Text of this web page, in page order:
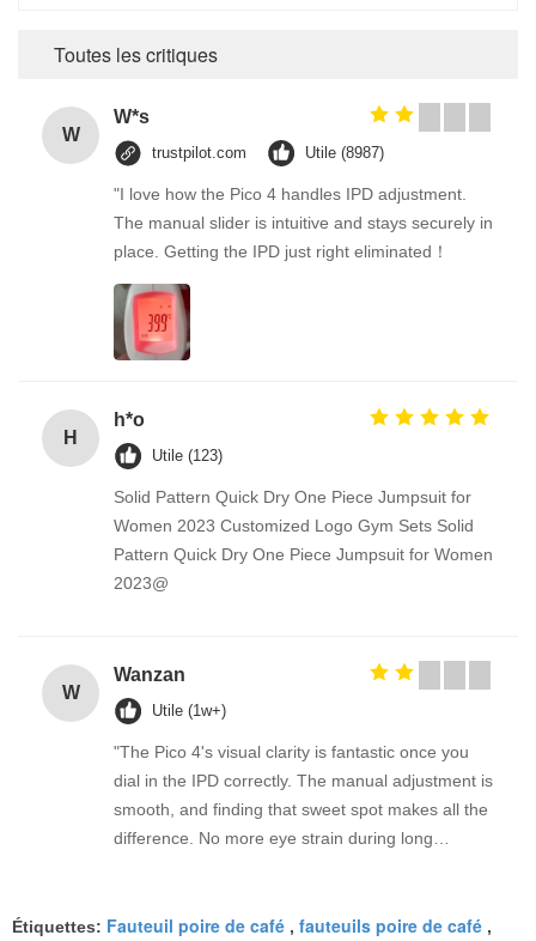
Toutes les critiques
W
W*s
trustpilot.com Utile (8987)
"I love how the Pico 4 handles IPD adjustment.
The manual slider is intuitive and stays securely in
place. Getting the IPD just right eliminated！
H
h*o
Utile (123)
Solid Pattern Quick Dry One Piece Jumpsuit for
Women 2023 Customized Logo Gym Sets Solid
Pattern Quick Dry One Piece Jumpsuit for Women
2023@
W
Wanzan
Utile (1w+)
"The Pico 4's visual clarity is fantastic once you
dial in the IPD correctly. The manual adjustment is
smooth, and finding that sweet spot makes all the
difference. No more eye strain during long
fantastic once you dial in the IPD correctly. The
Étiquettes: Fauteuil poire de café , fauteuils poire de café ,